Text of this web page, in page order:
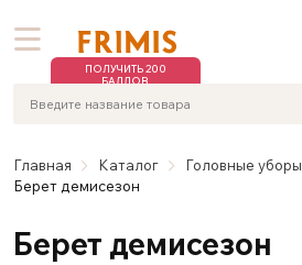
ПОЛУЧИТЬ 200
БАЛЛОВ
Главная Каталог Головные уборы
Берет демисезон
Берет демисезон